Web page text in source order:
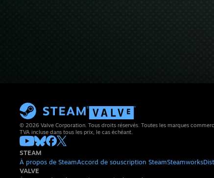
© 2026 Valve Corporation. Tous droits réservés. Toutes les marques
TVA incluse dans tous les prix, le cas échéant.
STEAM
À propos de SteamAccord de souscription SteamSteamworks
VALVE